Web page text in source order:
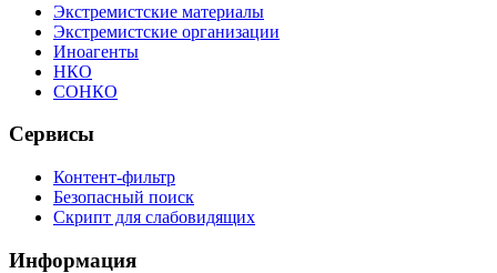
Экстремистские материалы
Экстремистские организации
Иноагенты
НКО
СОНКО
Сервисы
Контент-фильтр
Безопасный поиск
Скрипт для слабовидящих
Информация